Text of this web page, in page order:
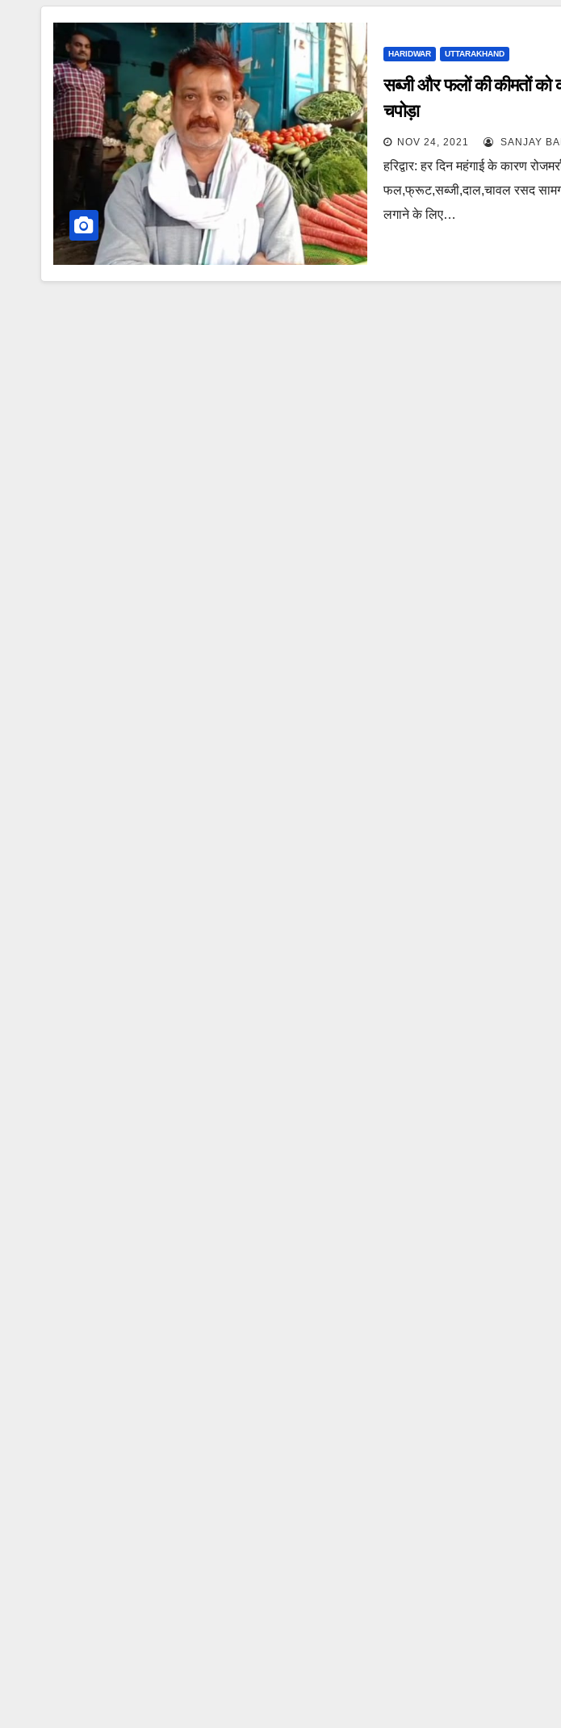
HARIDWAR UTTARAKHAND
सब्जी और फलों की कीमतों
चपोड़ा
NOV 24, 2021 SANJAY
हरिद्वार: हर दिन महंगाई के कारण
फल,फ्रूट,सब्जी,दाल,चावल रसद
लगाने के लिए…